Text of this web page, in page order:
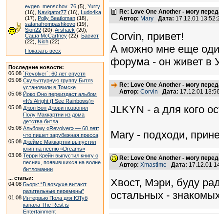
evgen_menschov_76 (5), Yurry
(16), Navigator77 (16), Ludo4ka
(17), Polly Beatloman (18),
satanafrompashkovo (19),
Sion22 (20), Arshack (20),
Саша McCartney (22), Басист
(22), Nich (22)
Показать всех
Последние новости:
06.08 `Revolver`: 60 лет спустя
05.08 Скульптурную группу Битлз
установили в Томске
05.08 Йоко Оно переиздаст альбом
«It’s Alright (I See Rainbows)»
05.08 Джон Бон Джови позвонил
Полу Маккартни из дома
детства битла
05.08 Альбому «Revolver» — 60 лет:
что пишет зарубежная пресса
05.08 Джеймс Маккартни выпустил
клип на песню «Dreams»
03.08 Терри Крейн выпустил книгу о
песнях, появившихся на волне
битломании
... статьи:
04.08 Бьорк: “В воздухе витают
разительные перемены”
01.08 Интервью Пола для ЮТуб
канала The Rest is
Entertainment
Re: Love One Another - могу
Автор: Mary Дата: 17.12.01
Corvin, привет!
А можно мне еще
форума - он живет в
Re: Love One Another - могу
Автор: Corvin Дата: 17.12.01
JLKYN - а для кого
Mary - подходи,
Re: Love One Another - могу
Автор: Xmastime Дата: 17.12.01
Хвост, Мэри, буду
остальных -